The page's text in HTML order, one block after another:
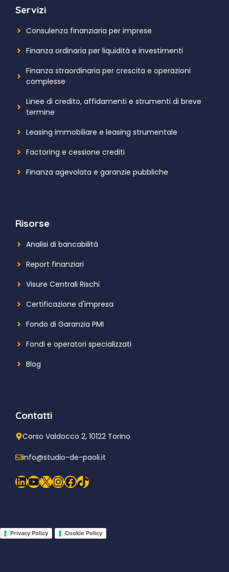
Servizi
Consulenza finanziaria per imprese
Finanza ordinaria per liquidità e investimenti
Finanza straordinaria per crescita e operazioni
complesse
Linee di credito, affidamenti e strumenti di breve
termine
Leasing immobiliare e leasing strumentale
Factoring e cessione crediti
Finanza agevolata e garanzie pubbliche
Risorse
Analisi di bancabilità
Report finanziari
Visure Centrali Rischi
Certificazione d'impresa
Fondo di Garanzia PMI
Fondi e operatori specializzati
Blog
Contatti
Corso Valdocco 2, 10122 Torino
info@studio-de-paoli.it
LinkedIn
YouTube
X Instagram
Facebook
TikTok
Privacy Policy Cookie Policy